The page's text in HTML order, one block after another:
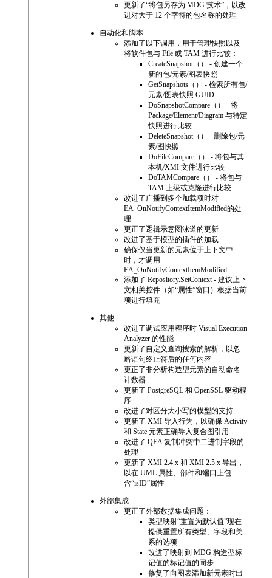
更新了“将包另存为 MDG 技术”，以改
进对大于 12 个字符的包名称的处理
自动化和脚本
添加了以下调用，用于管理快照以及
将软件包与 File 或 TAM 进行比较：
CreateSnapshot（） - 创建一个
新的包/元素/图表快照
GetSnapshots（） - 检索所有包/
元素/图表快照 GUID
DoSnapshotCompare（） - 将
Package/Element/Diagram 与特定
快照进行比较
DeleteSnapshot（） - 删除包/元
素/图快照
DoFileCompare（） - 将包与其
本机/XMI 文件进行比较
DoTAMCompare（） - 将包与
TAM 上级或克隆进行比较
改进了广播到多个加载项时对
EA_OnNotifyContextItemModified的处
理
更正了逻辑示意图泳道的更新
改进了基于模型的插件的加载
确保仅当更新的元素位于上下文中
时，才调用
EA_OnNotifyContextItemModified
添加了 Repository.SetContext - 建议上下
文相关控件（如“属性”窗口）根据当前
项进行填充
其他
改进了调试应用程序时 Visual Execution
Analyzer 的性能
更新了自定义查询搜索的解析，以忽
略语句终止符后的任何内容
更正了非分析构造型元素的自动命名
计数器
更新了 PostgreSQL 和 OpenSSL 驱动程
序
改进了对区分大小写的模型的支持
更新了 XMI 导入行为，以确保 Activity
和 State 元素正确导入复合图引用
改进了 QEA 复制冲突中二进制字段的
处理
更新了 XMI 2.4.x 和 XMI 2.5.x 导出，
以在 UML 属性、部件和端口上包
含“isID”属性
外部集成
更正了外部数据集成问题：
类型映射“重置为默认值”现在
提供重置所有类型、字段和关
系的选项
改进了映射到 MDG 构造型标
记值的标记值的同步
修复了向图表添加新元素时出